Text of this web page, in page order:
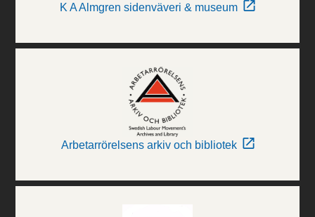
K A Almgren sidenväveri & museum
Arbetarrörelsens arkiv och bibliotek